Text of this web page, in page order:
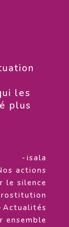
les
plus
-isala
actions
le silence
Actualités
ensemble